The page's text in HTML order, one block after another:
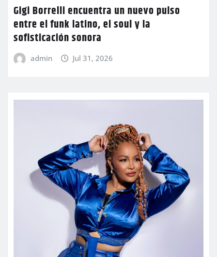
Gigi Borrelli encuentra un nuevo pulso
entre el funk latino, el soul y la
sofisticación sonora
admin Jul 31, 2026